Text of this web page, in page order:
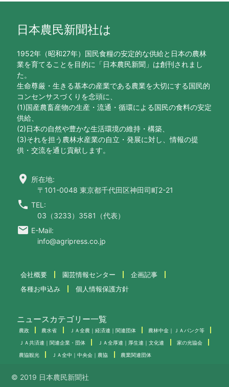
日本農民新聞社は
1952年（昭和27年）国民食糧の安定的な供給と日本の農林
業を育てることを目的に「日本農民新聞」は創刊されまし
た。
生命尊厳・生きる基本の産業である農業を大切にする国民的
コンセンサスづくりを念頭に、
(1)国産農畜産物の生産・流通・循環による国民の食料の安定
供給、
(2)日本の自然や豊かな生活環境の維持・構築、
(3)それを担う農林水産業の自立・発展に対し、情報の提
供・交流を通じ貢献します。
location_on 所在地:
〒101-0048 東京都千代田区神田司町2-21
call TEL:
03（3233）3581（代表）
email E-Mail:
info@agripress.co.jp
会社概要 園芸情報センター
企画記事
各種お申込み
個人情報保護方針
ニュースカテゴリー一覧
農政 農水省 ＪＡ全農｜経済連｜関連団体 農林中金｜ＪＡバンク等
ＪＡ共済連｜関連企業・団体 ＪＡ全厚連｜厚生連｜文化連 家の光協会
農協観光 ＪＡ全中｜中央会｜農協 農業関連団体
© 2019 日本農民新聞社